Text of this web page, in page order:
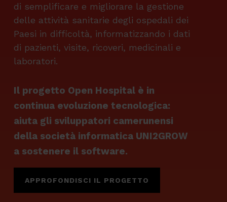
di semplificare e migliorare la gestione
delle attività sanitarie degli ospedali dei
Paesi in difficoltà, informatizzando i dati
di pazienti, visite, ricoveri, medicinali e
laboratori.
Il progetto Open Hospital è in
continua evoluzione tecnologica:
aiuta gli sviluppatori camerunensi
della società informatica UNI2GROW
a sostenere il software.
APPROFONDISCI IL PROGETTO